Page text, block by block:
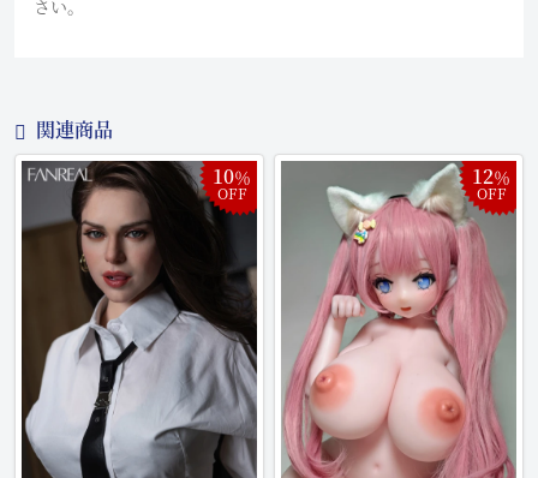
さい。
関連商品
10％
OFF
12％
OFF